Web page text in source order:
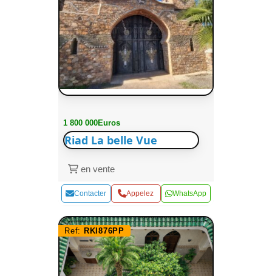
1 800 000Euros
Riad La belle Vue
en vente
Contacter Appelez WhatsApp
Ref: RKI876PP